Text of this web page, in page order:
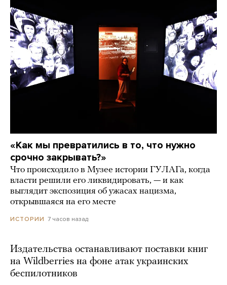
«Как мы превратились в то, что нужно
срочно закрывать?»
Что происходило в Музее истории ГУЛАГа, когда
власти решили его ликвидировать, — и как
выглядит экспозиция об ужасах нацизма,
открывшаяся на его месте
ИСТОРИИ 7 часов назад
Издательства останавливают поставки книг
на Wildberries на фоне атак украинских
беспилотников